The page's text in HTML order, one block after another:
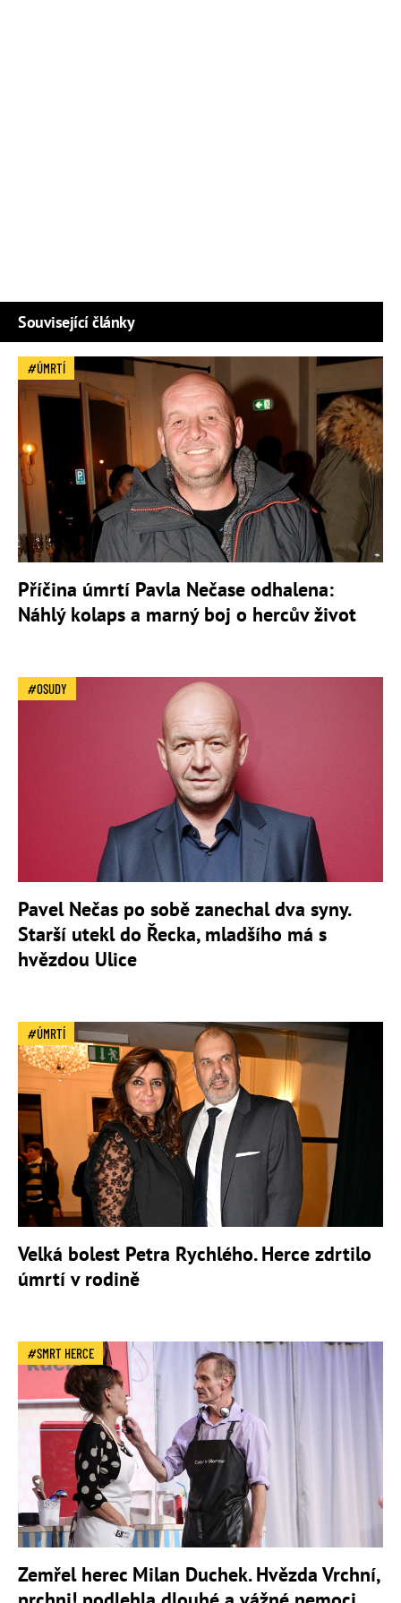
Související články
ÚMRTÍ
Příčina úmrtí Pavla Nečase odhalena:
Náhlý kolaps a marný boj o hercův život
OSUDY
Pavel Nečas po sobě zanechal dva syny.
Starší utekl do Řecka, mladšího má s
hvězdou Ulice
ÚMRTÍ
Velká bolest Petra Rychlého. Herce zdrtilo
úmrtí v rodině
SMRT HERCE
Zemřel herec Milan Duchek. Hvězda Vrchní,